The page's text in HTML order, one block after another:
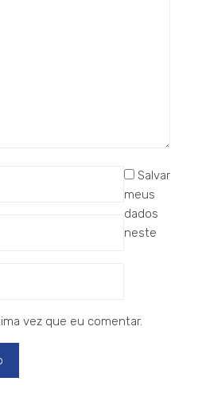
Salvar
meus
dados
neste
vez que eu comentar.